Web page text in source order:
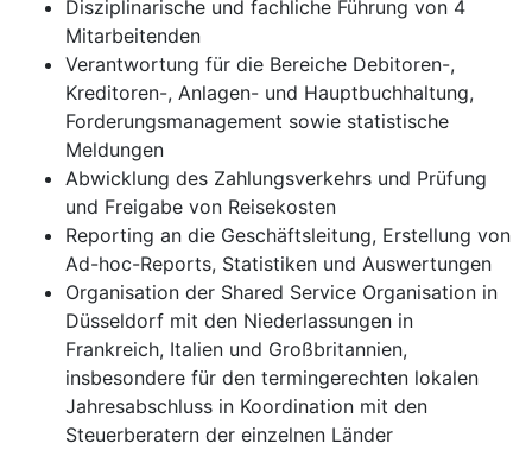
Disziplinarische und fachliche Führung von 4
Mitarbeitenden
Verantwortung für die Bereiche Debitoren-,
Kreditoren-, Anlagen- und Hauptbuchhaltung,
Forderungsmanagement sowie statistische
Meldungen
Abwicklung des Zahlungsverkehrs und Prüfung
und Freigabe von Reisekosten
Reporting an die Geschäftsleitung, Erstellung von
Ad-hoc-Reports, Statistiken und Auswertungen
Organisation der Shared Service Organisation in
Düsseldorf mit den Niederlassungen in
Frankreich, Italien und Großbritannien,
insbesondere für den termingerechten lokalen
Jahresabschluss in Koordination mit den
Steuerberatern der einzelnen Länder